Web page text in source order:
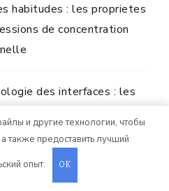
habitudes : les proprietes
de concentration
des interfaces : les
ressources limitees
и другие технологии, чтобы
также предоставить лучший
опыт.
OK